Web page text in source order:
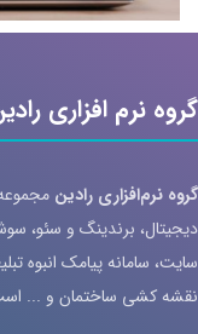
گروه نرم افزاری
گروه نرم‌افزاری رادین
دیجیتال، برندینگ و سئو،
سایت، سامانه پیامک انبوه
نقشه کشی ساختمان و ... است